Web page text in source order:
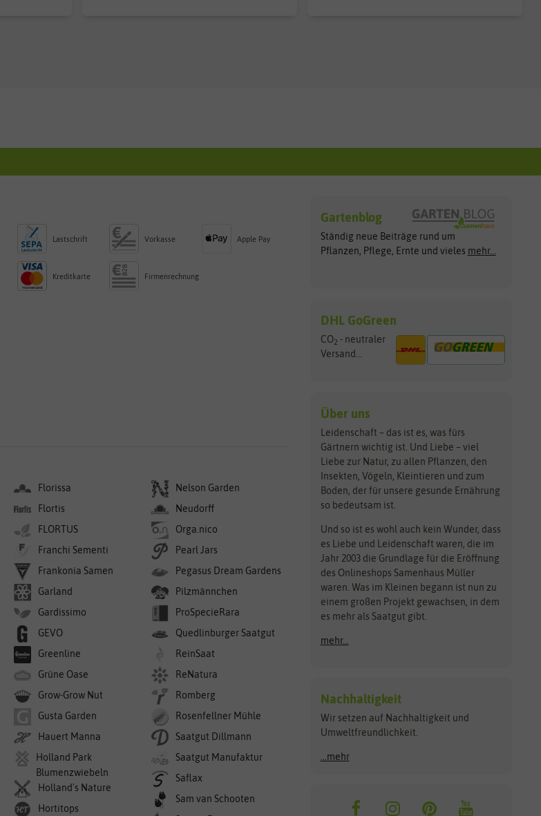
Lastschrift Vorkasse Apple Pay
Kreditkarte Firmenrechnung
Florissa
Flortis
FLORTUS
Franchi Sementi
Frankonia Samen
Garland
Gardissimo
GEVO
Greenline
Grüne Oase
Grow-Grow Nut
Gusta Garden
Hauert Manna
Holland Park
Blumenzwiebeln
Holland's Nature
Hortitops
Nelson Garden
Neudorff
Orga.nico
Pearl Jars
Pegasus Dream Gardens
Pilzmännchen
ProSpecieRara
Quedlinburger Saatgut
ReinSaat
ReNatura
Romberg
Rosenfellner Mühle
Saatgut Dillmann
Saatgut Manufaktur
Saflax
Sam van Schooten
Gartenblog
Ständig neue Beiträge rund um
Pflanzen, Pflege, Ernte und vieles mehr...
DHL GoGreen
CO2 - neutraler
Versand...
Über uns
Leidenschaft – das ist es, was fürs
Gärtnern wichtig ist. Und Liebe – viel
Liebe zur Natur, zu allen Pflanzen, den
Insekten, Vögeln, Kleintieren und zum
Boden, der für unsere gesunde Ernährung
so bedeutsam ist.
Und so ist es wohl auch kein Wunder, dass
es Liebe und Leidenschaft waren, die im
Jahr 2003 die Grundlage für die Eröffnung
des Onlineshops Samenhaus Müller
waren. Was im Kleinen begann ist nun zu
einem großen Projekt gewachsen, in dem
es mehr als Saatgut gibt.
mehr...
Nachhaltigkeit
Wir setzen auf Nachhaltigkeit und
Umweltfreundlichkeit.
...mehr